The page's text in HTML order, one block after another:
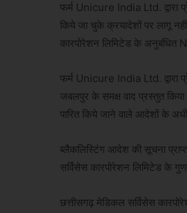
फर्म Unicure India Ltd. द्वारा
किये जा चुके क्रयादेशों पर लागू नहीं
कारपोरेशन लिमिटेड के अनुबंधित
फर्म Unicure India Ltd. द्वारा
जबलपुर के समक्ष वाद प्रस्तुत किया
पारित किये जाने वाले आदेशों के
ब्लैकलिस्टिंग आदेश की सूचना
सर्विसेस कारपोरेशन लिमिटेड के
छत्तीसगढ़ मेडिकल सर्विसेस